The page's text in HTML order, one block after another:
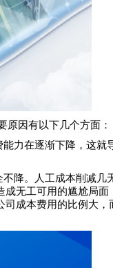
原因有以下几个方面：
力在逐渐下降，这就
降。人工成本削减几
无工可用的尴尬局
成本费用的比例大，